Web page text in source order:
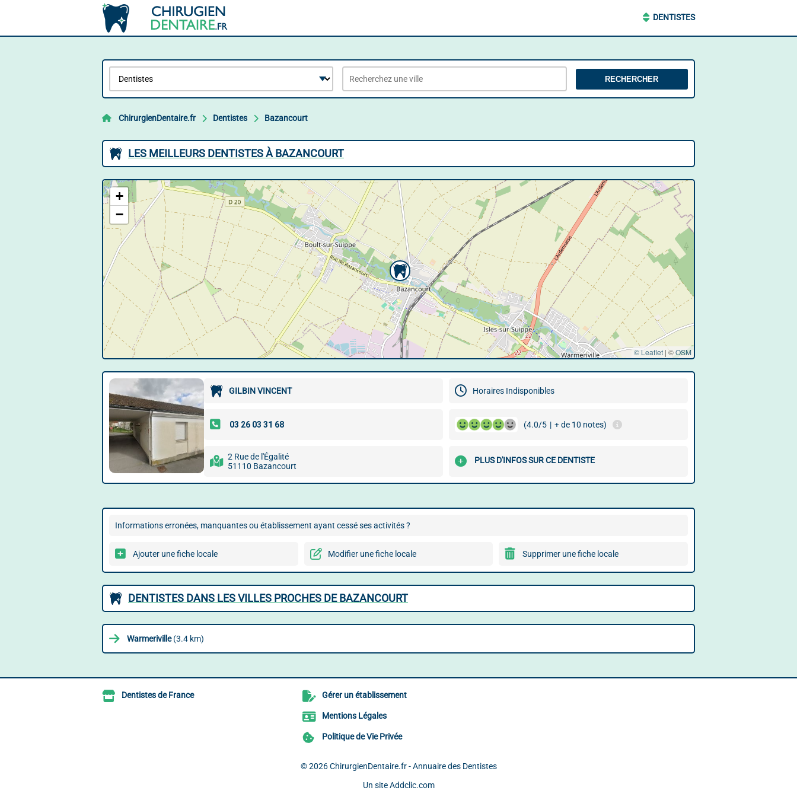
DENTISTES
RECHERCHER
ChirurgienDentaire.fr Dentistes Bazancourt
LES MEILLEURS DENTISTES À BAZANCOURT
+
−
© Leaflet | ©OSM
GILBIN VINCENT Horaires Indisponibles
(4.0/5 | + de 10 notes)
2 Rue de l'Égalité
51110 Bazancourt
PLUS D'INFOS SUR CE DENTISTE
Informations erronées, manquantes ou établissement ayant cessé ses activités ?
Ajouter une fiche locale Modifier une fiche locale Supprimer une fiche locale
DENTISTES DANS LES VILLES PROCHES DE BAZANCOURT
Warmeriville(3.4 km)
Dentistes de France Gérer un établissement
Mentions Légales
Politique de Vie Privée
© 2026 ChirurgienDentaire.fr - Annuaire des Dentistes
Un site Addclic.com